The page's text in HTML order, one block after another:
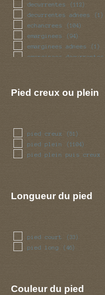
(105)
sinueux (41)
torsade (41)
tubulaire (360)
tubulaire bulbeux (2)
decurrentes (112)
decurrentes adnees (1)
echancrees (104)
emarginees (94)
emarginees adnees (1)
emarginees decurrentes
Pied creux ou plein
pied creux (51)
pied plein (1104)
pied plein puis creux
Longueur du pied
pied court (33)
pied long (46)
Couleur du pied